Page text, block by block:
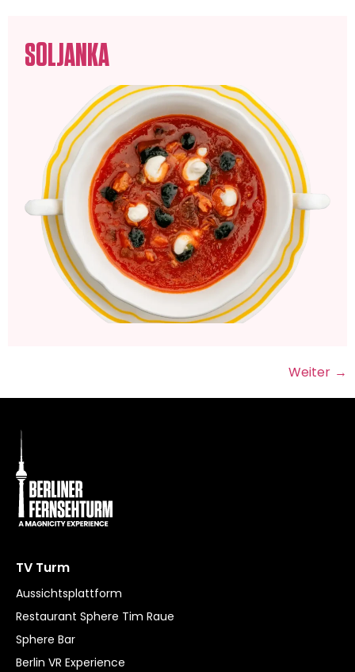
SOLJANKA
Weiter →
TV Turm
Aussichtsplattform
Restaurant Sphere Tim Raue
Sphere Bar
Berlin VR Experience